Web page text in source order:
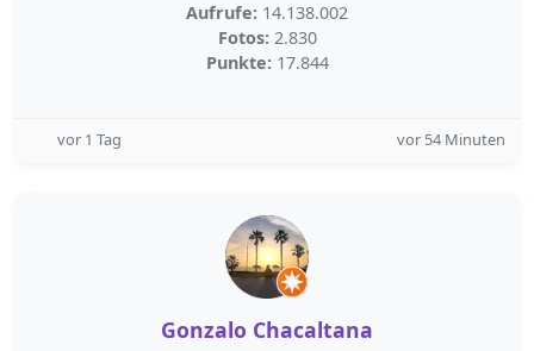
Aufrufe: 14.138.002
Fotos: 2.830
Punkte: 17.844
vor 1 Tag vor 54 Minuten
Gonzalo Chacaltana